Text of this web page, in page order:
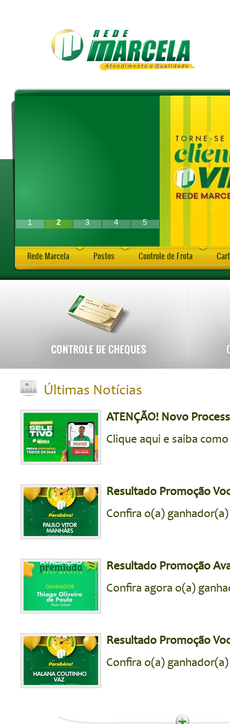
1 2 3 4 5
Rede Marcela Postos Controle de Frota
Últimas Notícias
ATENÇÃO! Novo
Clique aqui e saiba
Resultado Promoção
Confira o(a)
Resultado Promoção
Confira agora o(a)
Resultado Promoção
Confira o(a)